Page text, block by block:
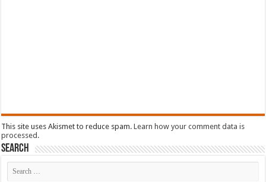
This site uses Akismet to reduce spam.Learn how your comment data is
processed.
Search